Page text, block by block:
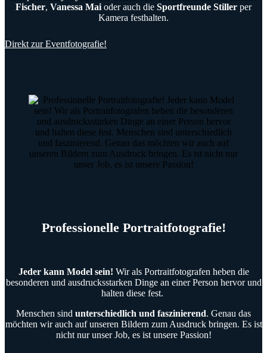
Fischer, Vanessa Mai oder auch die Sportfreunde Stiller per
Kamera festhalten.
Direkt zur Eventfotografie!
Professionelle Portraitfotografie!
Jeder kann Model sein! Wir als Portraitfotografen heben die
besonderen und ausdrucksstarken Dinge an einer Person hervor und
halten diese fest.
Menschen sind unterschiedlich und faszinierend. Genau das
möchten wir auch auf unseren Bildern zum Ausdruck bringen. Es ist
nicht nur unser Job, es ist unsere Passion!